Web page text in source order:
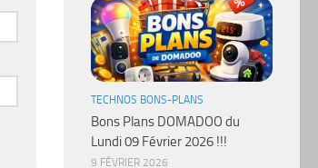
TECHNOS BONS-PLANS
Bons Plans DOMADOO du
Lundi 09 Février 2026 !!!
9 FÉVRIER 2026